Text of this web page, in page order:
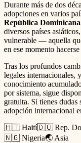
Durante más de dos
adopciones en varios
República
diversos países
vulnerable — aquella
en ese momento
Tras los profundos
legales internacionales,
conocimiento
por sistema, sigue
gratuita. Si tienes dudas
adopción internacional
🇭🇹 Haití🇩🇴 Rep.
🇳🇬 Nigeria🌏 Asia